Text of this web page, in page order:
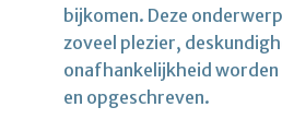
bijkomen. Deze
zoveel plezier,
onafhankelijkheid
en opgeschreven.